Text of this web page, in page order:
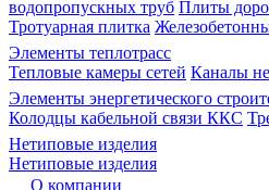
водопропускных труб Плиты
Тротуарная плитка
Элементы теплотрасс
Тепловые камеры сетей Каналы
Элементы энергетического
Колодцы кабельной связи ККС
Нетиповые изделия
Нетиповые изделия
О компании